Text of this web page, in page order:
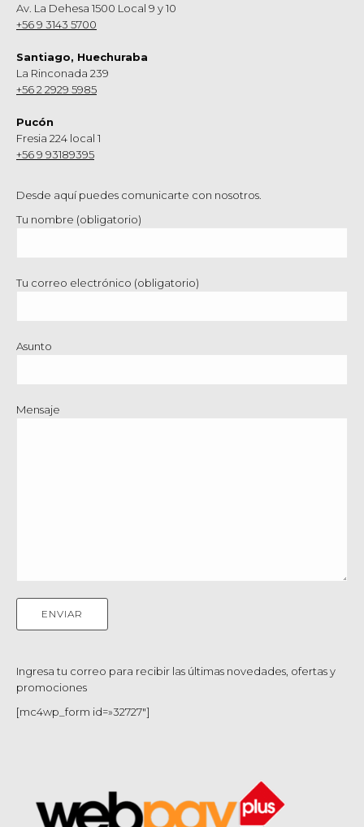
Av. La Dehesa 1500 Local 9 y 10
+56 9 3143 5700
Santiago, Huechuraba
La Rinconada 239
+56 2 2929 5985
Pucón
Fresia 224 local 1
+56 9 93189395
Desde aquí puedes comunicarte con nosotros.
Tu nombre (obligatorio)
Tu correo electrónico (obligatorio)
Asunto
Mensaje
Ingresa tu correo para recibir las últimas novedades, ofertas y
promociones
[mc4wp_form id=»32727″]